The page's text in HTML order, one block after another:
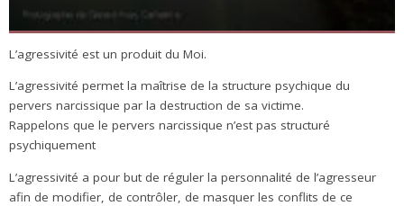
L’agressivité est un produit du Moi.
L’agressivité permet la maîtrise de la structure psychique du
pervers narcissique par la destruction de sa victime.
Rappelons que le pervers narcissique n’est pas structuré
psychiquement
L’agressivité a pour but de réguler la personnalité de l’agresseur
afin de modifier, de contrôler, de masquer les conflits de ce